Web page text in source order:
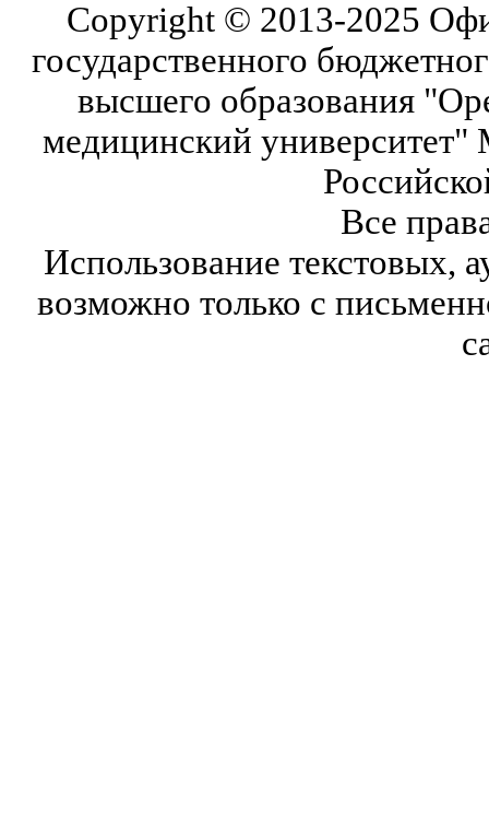
Copyright © 2013-2025
государственного
высшего образования
медицинский университет"
Все
Использование текстовых,
возможно только с